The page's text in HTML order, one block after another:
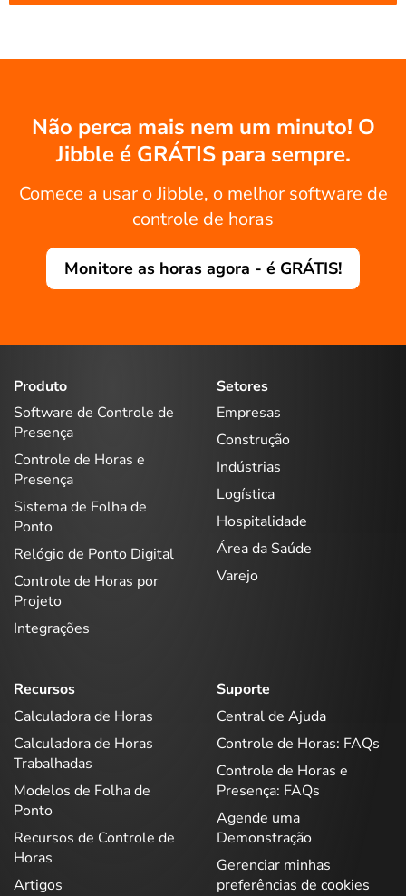
Não perca mais nem um minuto! O
Jibble é GRÁTIS para sempre.
Comece a usar o Jibble, o melhor software de
controle de horas
Monitore as horas agora - é GRÁTIS!
Produto
Software de Controle de
Presença
Controle de Horas e
Presença
Sistema de Folha de
Ponto
Relógio de Ponto Digital
Controle de Horas por
Projeto
Integrações
Setores
Empresas
Construção
Indústrias
Logística
Hospitalidade
Área da Saúde
Varejo
Recursos
Calculadora de Horas
Calculadora de Horas
Trabalhadas
Modelos de Folha de
Ponto
Recursos de Controle de
Horas
Artigos
Suporte
Central de Ajuda
Controle de Horas: FAQs
Controle de Horas e
Presença: FAQs
Agende uma
Demonstração
Gerenciar minhas
preferências de cookies